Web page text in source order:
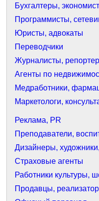
Бухгалтеры,
Программисты,
Юристы, адвокаты
Переводчики
Журналисты,
Агенты по
Медработники,
Маркетологи,
Реклама, PR
Преподаватели,
Дизайнеры,
Страховые агенты
Работники культуры,
Продавцы,